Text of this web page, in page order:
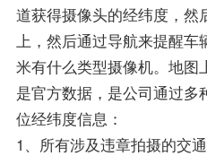
道获得摄像头的经纬度，然
上，然后通过导航来提醒车
米有什么类型摄像机。地图
是官方数据，是公司通过多
位经纬度信息：
1、所有涉及违章拍摄的交